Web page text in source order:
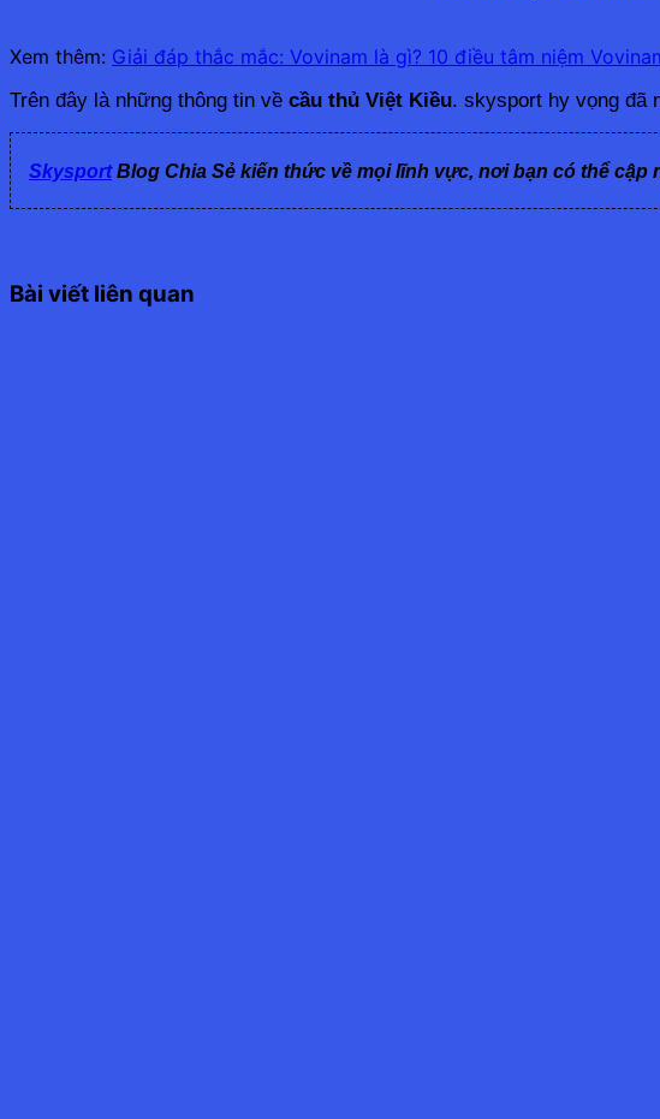
Xem thêm: Giải đáp thắc mắc: Vovinam là gì? 10 điều tâm niệm
Trên đây là những thông tin về cầu thủ Việt Kiều. skysport hy vọng đã
SkysportBlog Chia Sẻ kiến thức về mọi lĩnh vực, nơi bạn có thể
Bài viết liên quan